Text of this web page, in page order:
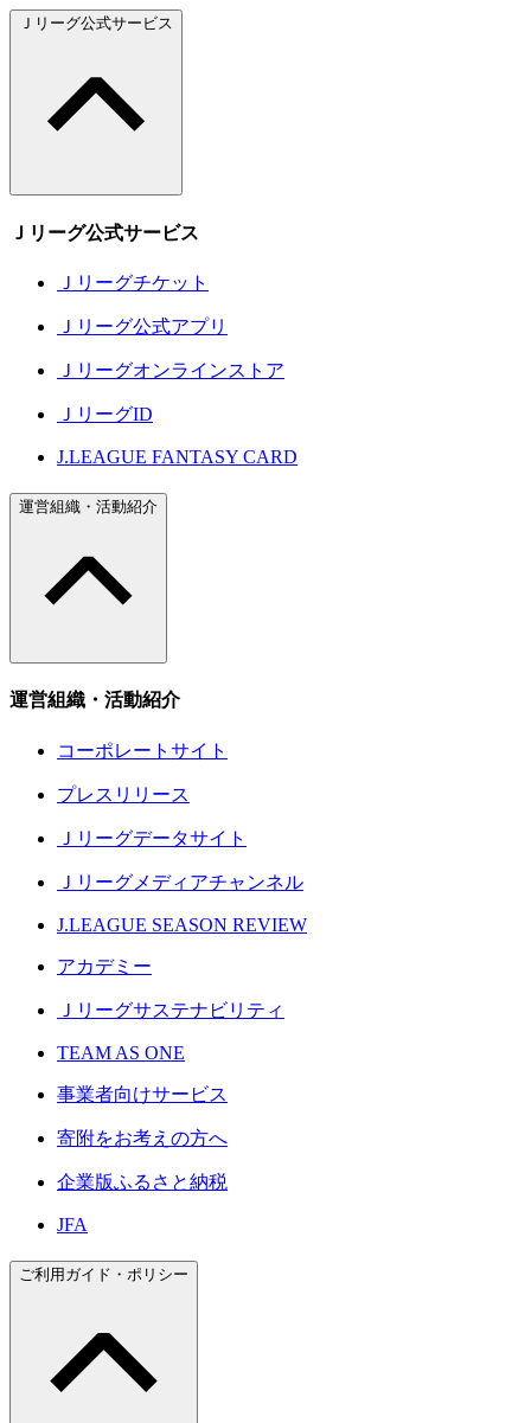
Ｊリーグ公式サービス
Ｊリーグ公式サービス
Ｊリーグチケット
Ｊリーグ公式アプリ
Ｊリーグオンラインストア
ＪリーグID
J.LEAGUE FANTASY CARD
運営組織・活動紹介
運営組織・活動紹介
コーポレートサイト
プレスリリース
Ｊリーグデータサイト
Ｊリーグメディアチャンネル
J.LEAGUE SEASON REVIEW
アカデミー
Ｊリーグサステナビリティ
TEAM AS ONE
事業者向けサービス
寄附をお考えの方へ
企業版ふるさと納税
JFA
ご利用ガイド・ポリシー